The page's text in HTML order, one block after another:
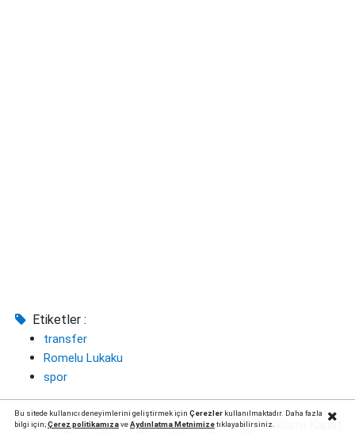
Etiketler :
transfer
Romelu Lukaku
spor
Bu sitede kullanıcı deneyimlerini geliştirmek için Çerezlerkullanılmaktadır. Daha fazla
bilgi için;Çerez politikamızaveAydınlatma Metnimizetıklayabilirsiniz.Reklamı Kapat